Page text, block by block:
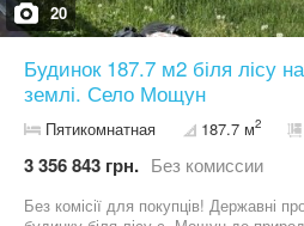
20
Будинок 187.7 м2 біля лісу
землі. Село Мощун
Пятикомнатная 187.7 м2
3 356 843 грн. Без комиссии
Без комісії для покупців! Державні